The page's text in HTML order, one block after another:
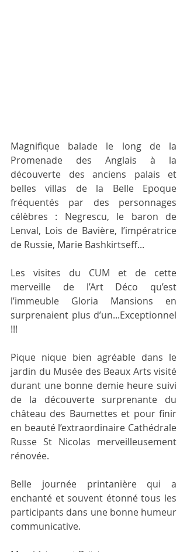
Magnifique balade le long de la
Promenade des Anglais à la
découverte des anciens palais et
belles villas de la Belle Epoque
fréquentés par des personnages
célèbres : Negrescu, le baron de
Lenval, Lois de Bavière, l’impératrice
de Russie, Marie Bashkirtseff...
Les visites du CUM et de cette
merveille de l’Art Déco qu’est
l’immeuble Gloria Mansions en
surprenaient plus d’un...Exceptionnel
!!!
Pique nique bien agréable dans le
jardin du Musée des Beaux Arts visité
durant une bonne demie heure suivi
de la découverte surprenante du
château des Baumettes et pour finir
en beauté l’extraordinaire Cathédrale
Russe St Nicolas merveilleusement
rénovée.
Belle journée printanière qui a
enchanté et souvent étonné tous les
participants dans une bonne humeur
communicative.